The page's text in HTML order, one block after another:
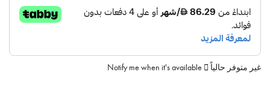
غير متوفر حالياً Notify me when it's available